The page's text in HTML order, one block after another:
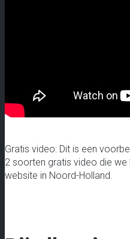
Gratis video: Dit is een
2 soorten gratis video die we
website in Noord-Holland.